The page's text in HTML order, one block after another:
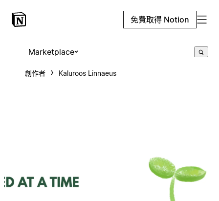
免費取得 Notion
Marketplace
創作者 Kaluroos Linnaeus